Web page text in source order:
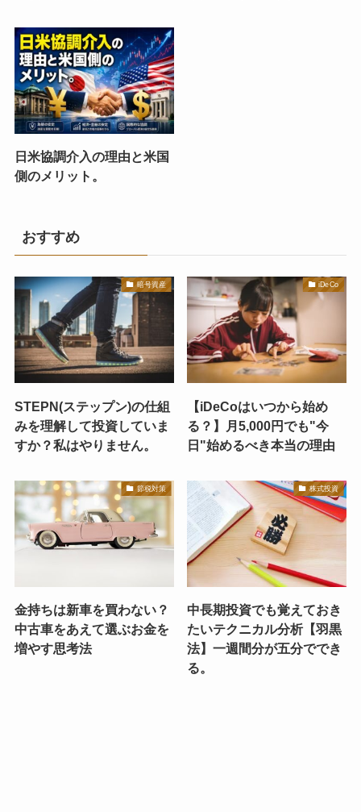
日米協調介入の理由と米国
側のメリット。
おすすめ
暗号資産
STEPN(ステップン)の仕組
みを理解して投資していま
すか？私はやりません。
iDeCo
【iDeCoはいつから始め
る？】月5,000円でも"今
日"始めるべき本当の理由
節税対策
金持ちは新車を買わない？
中古車をあえて選ぶお金を
増やす思考法
株式投資
中長期投資でも覚えておき
たいテクニカル分析【羽黒
法】一週間分が五分ででき
る。